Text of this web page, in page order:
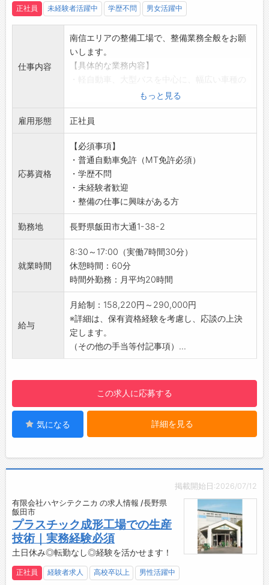
・自動車･保険事業部は、軽自動車から大型バス
・建機事業部は、小松製作所のディーラーとし
て南信州地区に2支店あり、整備士の人数は他
社を圧倒しています！
資格取得や技術向上を積極的に応援してくれる
社風です。
建設機械の整備は、様々な場所（山林や河川、
工場等）で行うため、日々変化があって新鮮で
す♪
■自動車整備職
周りの先輩方が丁寧に教えてくれます◎
優しい人が多くて、和やかな雰囲気がありま
す。
今後はバスがEV化してくるので、もっと勉強し
ていきます！
【取扱メーカー】
レクサス、トヨタ、日産、ホンダ、マツダ、ス
バル、スズキ、三菱自動車、ダイハツ
共に働く新たな仲間を募集しております！
経験を活かし、成長できる会社です◎
仲間とのコミュニケーションを大事にしている
風通しが良い職場で、一緒に働きませんか？
正社員 未経験者活躍中 学歴不問 男女活躍中
仕事内容
南信エリアの整備工場で、整備業務全般をお願
いします。
【具体的な業務内容】
車検・点検・整備をお任せします。
・小型車と大型バス担当は分かれており、どち
らかの業務を中心に、時には協力し合いながら
作業を進めていただきます。
・大型のリフトは2基あり、働きやすいスペー
スを確保しております◎
・小型車担当は、お客様の整備や点検に関する
質問にお答えしたり、整備内容説明を行ったり
します。
・入庫台数は月80台で、その内20台程度の大
型バスは、月に車検4台、3ヶ月点検15台のボリ
です◎
【嬉しい週末休み！】
・仕事だけではなく、プライベートも大切にし
ています♪
【研修制度・ステップアップ】
・現場で、先輩社員がイチから丁寧に指導いた
します◎
・その他に取得したい資格は「チャレンジ申
請」をすれば、内容により会社で補助をいたし
ます。
・メーカー系の研修制度が充実しており、確実
にレベルアップしていくことが可能です♪
・会社全額負担の社員旅行あり！
・会社弁当代補助250円の食事手当あり！
【職場の雰囲気・社風】
■支店を拡大！整備士を増員しています！
・自動車･保険事業部は、軽自動車から大型バス
まで、幅広い車種を扱っております。
て南信州地区に2支店あり、整備士の人数は他
もっと見る
雇用形態 正社員
応募資格
【必須事項】
・普通自動車免許（MT免許必須）
・学歴不問
・未経験者歓迎
・整備の仕事に興味がある方
勤務地 長野県飯田市大通1-38-2
就業時間
8:30～17:00（実働7時間30分）
休憩時間：60分
時間外勤務：月平均20時間
給与
月給制：158,220円～290,000円
※詳細は、保有資格経験を考慮し、応談の上決
定します。
（その他の手当等付記事項）...
この求人に応募する
気になる 詳細を見る
掲載開始日:2026/07/12
有限会社ハヤシテクニカ の求人情報 /長野県
飯田市
プラスチック成形工場での生産
技術｜実務経験必須
土日休み◎転勤なし◎経験を活かせます！
正社員 経験者求人 高校卒以上 男性活躍中